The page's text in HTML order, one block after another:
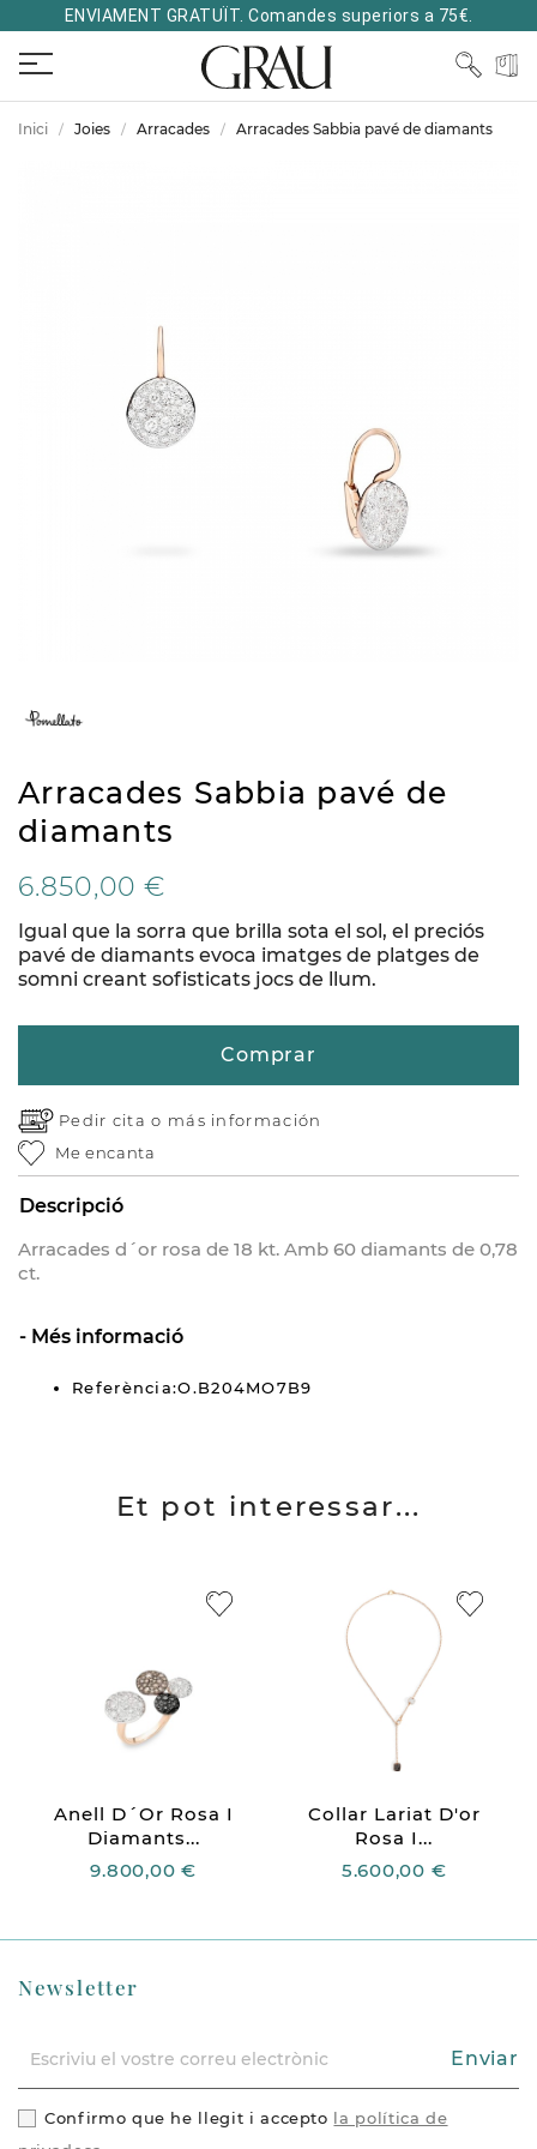
ENVIAMENT GRATUÏT. Comandes superiors a 75€.
Inici Joies Arracades Arracades Sabbia pavé de diamants
Arracades Sabbia pavé de
diamants
6.850,00 €
Igual que la sorra que brilla sota el sol, el preciós
pavé de diamants evoca imatges de platges de
somni creant sofisticats jocs de llum.
Comprar
Pedir cita o más información
Me encanta
Descripció
Arracades d´or rosa de 18 kt. Amb 60 diamants de 0,78
ct.
Més informació
Referència:O.B204MO7B9
Et pot interessar...
Anell D´or Rosa I
Diamants...
9.800,00 €
Collar Lariat D'or
Rosa I...
5.600,00 €
Newsletter
Enviar
Confirmo que he llegit i accepto la política de